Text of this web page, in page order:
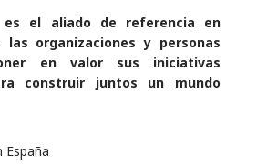
es el aliado de referencia en
las organizaciones y personas
en valor sus iniciativas
construir juntos un mundo
España